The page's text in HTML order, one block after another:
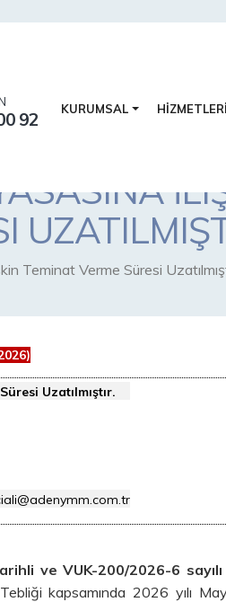
92 KURUMSAL
Teminat Verme Süresi
Uzatılmıştır.
ve VUK-200/2026-6
kapsamında 2026 yılı